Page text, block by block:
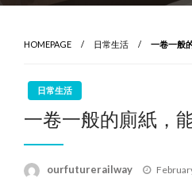
HOMEPAGE 日常生活 一卷一般
日常生活
一卷一般的廁紙，
ourfuturerailway
Posted